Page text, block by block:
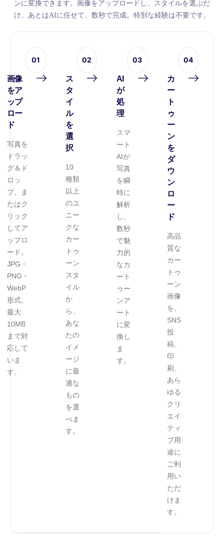
ンに変換できます。画像をアップロードし、スタイルを選ぶだ
け。あとはAIに任せて、数秒で完成。特別な経験は不要です。
01
画像
をア
ップ
ロー
ド
写真を
ドラッ
グ＆ド
ロッ
プ、ま
たはク
リック
してア
ップロ
ード。
JPG・
PNG・
WebP
形式、
最大
10MB
まで対
応して
いま
す。
02
ス
タ
イ
ル
を
選
択
10
種類
以上
のユ
ニー
クな
カー
トゥ
ーン
スタ
イル
か
ら、
あな
たの
イメ
ージ
に最
適な
もの
を選
べま
す。
03
AI
が
処
理
スマ
ート
AIが
写真
を瞬
時に
解析
し、
数秒
で魅
力的
なカ
ート
ゥー
ンア
ート
に変
換し
ま
す。
04
カ
ー
ト
ゥ
ー
ン
を
ダ
ウ
ン
ロ
ー
ド
高品
質な
カー
トゥ
ーン
画像
を、
SNS
投
稿、
印
刷、
あら
ゆる
クリ
エイ
ティ
ブ用
途に
ご利
用い
ただ
けま
す。